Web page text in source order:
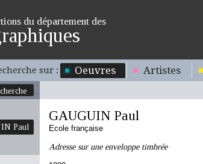
du département des
sur : Oeuvres Artistes
Paul
GAUGUIN Paul
Ecole française
Adresse sur une enveloppe timbrée